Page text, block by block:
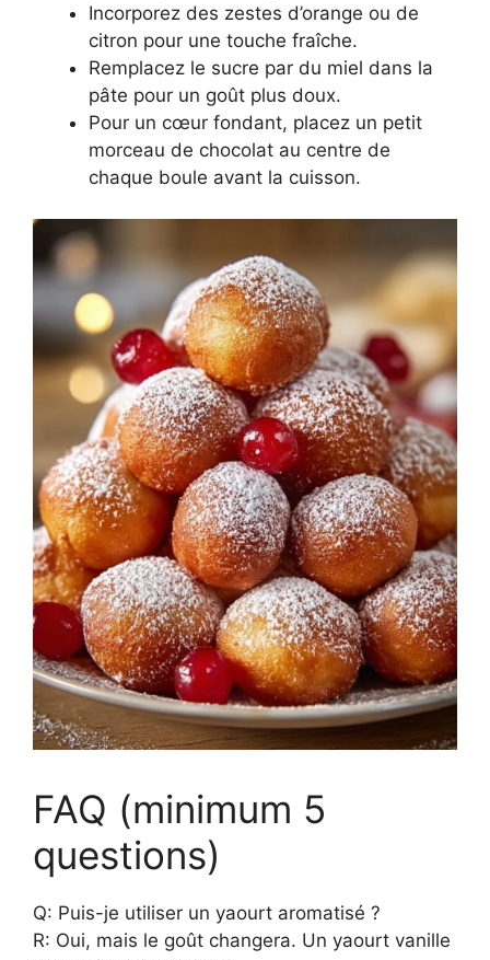
Incorporez des zestes d’orange ou de
citron pour une touche fraîche.
Remplacez le sucre par du miel dans la
pâte pour un goût plus doux.
Pour un cœur fondant, placez un petit
morceau de chocolat au centre de
chaque boule avant la cuisson.
FAQ (minimum 5
questions)
Q: Puis-je utiliser un yaourt aromatisé ?
R: Oui, mais le goût changera. Un yaourt vanille